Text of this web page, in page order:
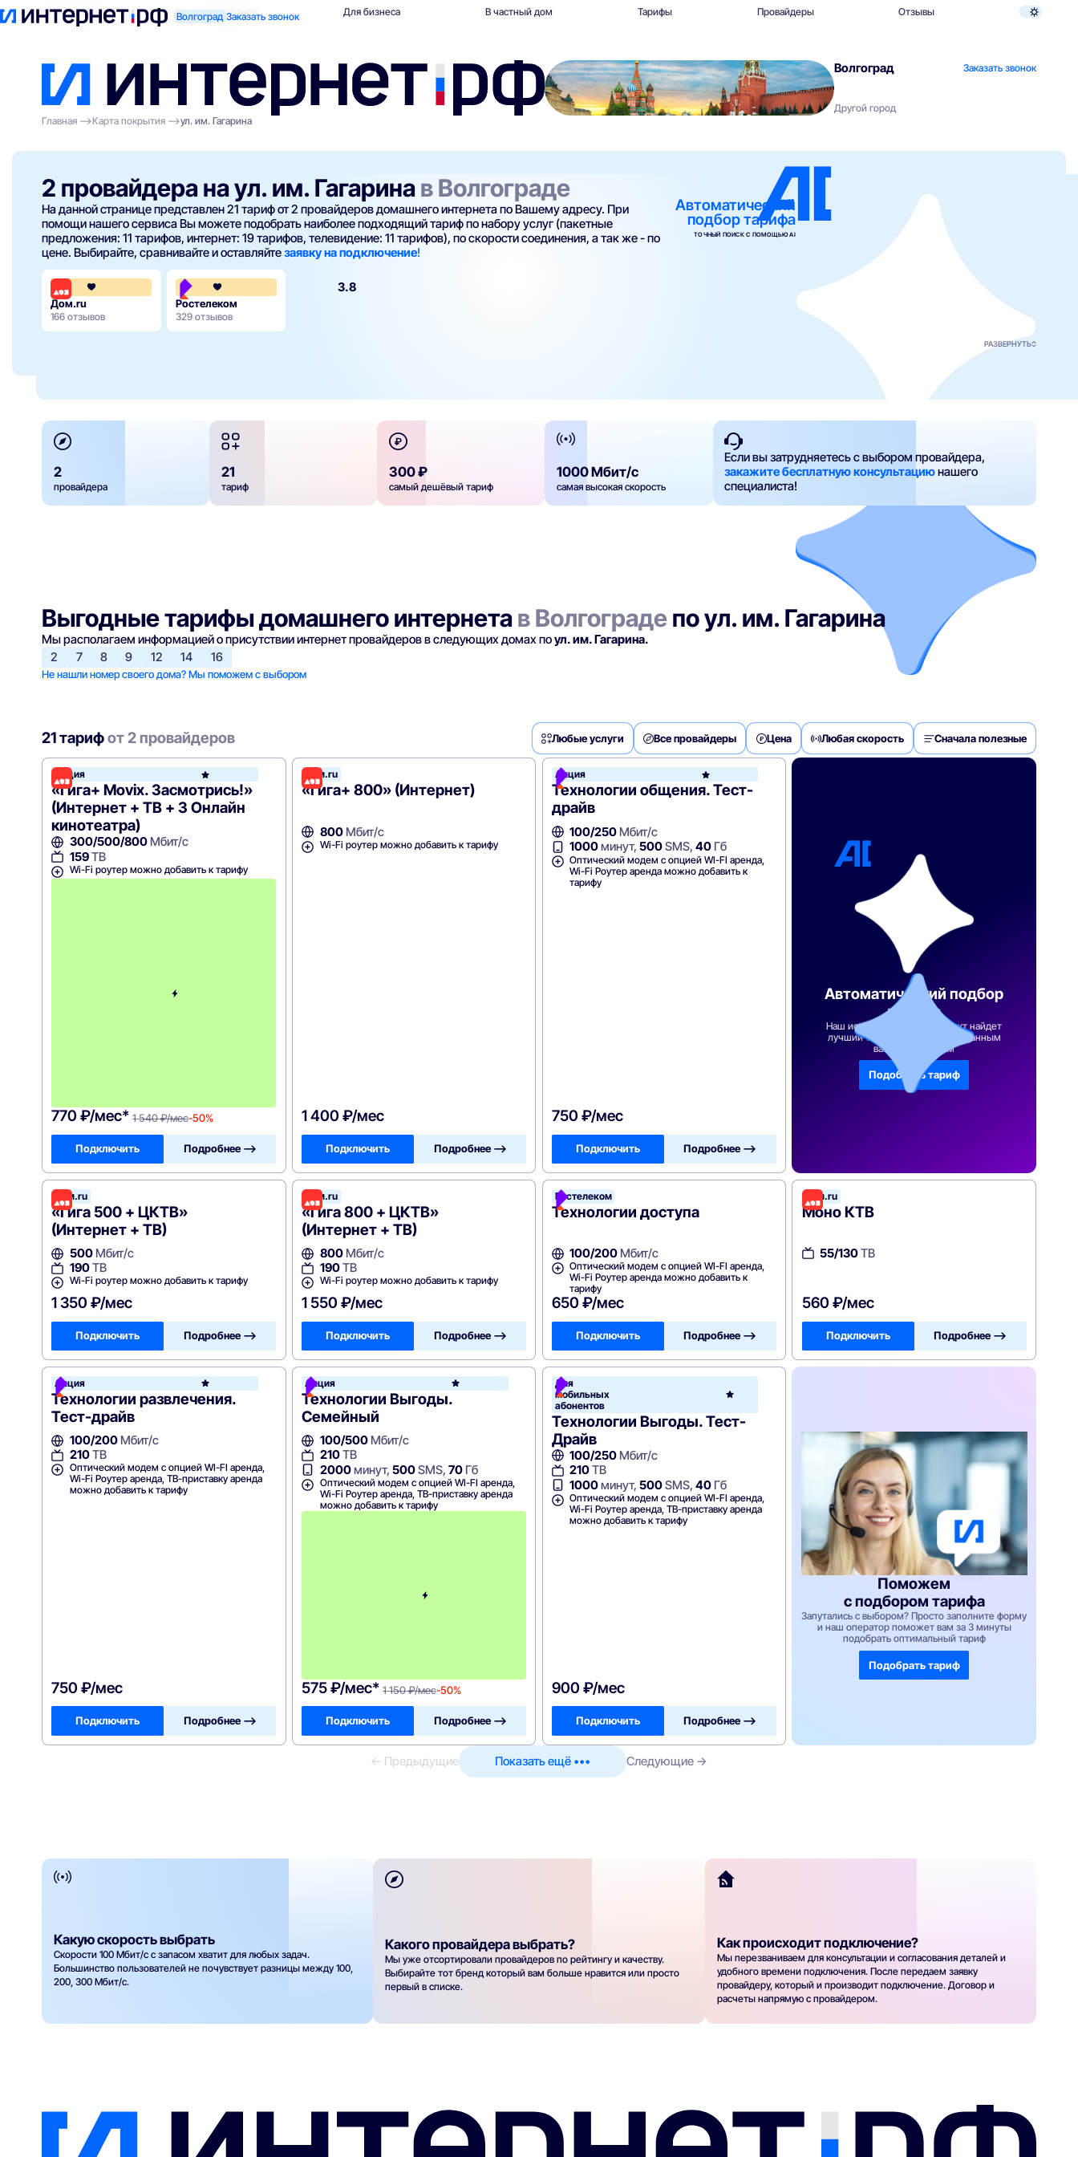
Волгоград Заказать звонок
Поиск по адресу Для квартиры Для бизнеса В частный дом Тарифы Провайдеры Отзывы
Волгоград Заказать звонок
Другой город
Главная
Карта покрытия ул. им. Гагарина
2 провайдера на ул. им. Гагаринав Волгограде
На данной странице представлен 21 тариф от 2 провайдеров домашнего интернета по Вашему адресу. При
помощи нашего сервиса Вы можете подобрать наиболее подходящий тариф по набору услуг (пакетные
предложения: 11 тарифов, интернет: 19 тарифов, телевидение: 11 тарифов), по скорости соединения, а так же - по
цене. Выбирайте, сравнивайте и оставляйтезаявку на подключение!
Автоматический
подбор тарифа
ТОЧНЫЙ ПОИСК С ПОМОЩЬЮ AI
4.3
Дом.ru
166 отзывов
3.8
Ростелеком
329 отзывов
РАЗВЕРНУТЬ
2
провайдера
21
тариф
300 ₽
самый дешёвый тариф
1000 Мбит/с
самая высокая скорость
Если вы затрудняетесь с выбором провайдера,
закажите бесплатную консультациюнашего
специалиста!
Выгодные тарифы домашнего интернетав Волгоградепо ул. им. Гагарина
Мы располагаем информацией о присутствии интернет провайдеров в следующих домах поул. им. Гагарина.
2
7 8 9 12 14 16
Не нашли номер своего дома? Мы поможем с выбором
21 тарифот 2 провайдеров Любые услуги Все провайдеры Цена Любая скорость Сначала полезные
Акция Дом.ru
«Гига+ Movix. Засмотрись!»
(Интернет + ТВ + 3 Онлайн
кинотеатра)
300/500/800Мбит/с
159ТВ
Wi-Fi роутер можно добавить к тарифу
770 ₽/мес* 1 540 ₽/мес-50%
Подключить Подробнее —>
Дом.ru
«Гига+ 800» (Интернет)
800Мбит/с
Wi-Fi роутер можно добавить к тарифу
1 400 ₽/мес
Подключить Подробнее —>
Акция
Технологии общения. Тест-
драйв
100/250 Мбит/с
1000минут,500SMS,40 Гб
Оптический модем с опцией WI-FI аренда,
Wi-Fi Роутер аренда можно добавить к
тарифу
750 ₽/мес
Подключить Подробнее —>
Автоматический подбор
тарифа
Наш искусственный интеллект найдет
лучший тарифный план по указанным
вами параметрам
Подобрать тариф
Дом.ru
«Гига 500 + ЦКТВ»
(Интернет + ТВ)
500Мбит/с
190ТВ
Wi-Fi роутер можно добавить к тарифу
1 350 ₽/мес
Подключить Подробнее —>
Дом.ru
«Гига 800 + ЦКТВ»
(Интернет + ТВ)
800Мбит/с
190ТВ
Wi-Fi роутер можно добавить к тарифу
1 550 ₽/мес
Подключить Подробнее —>
Ростелеком
Технологии доступа
100/200 Мбит/с
Оптический модем с опцией WI-FI аренда,
Wi-Fi Роутер аренда можно добавить к
тарифу
650 ₽/мес
Подключить Подробнее —>
Дом.ru
Моно КТВ
55/130ТВ
560 ₽/мес
Подключить Подробнее —>
Акция Ростелеком
Технологии развлечения.
Тест-драйв
100/200Мбит/с
210ТВ
Оптический модем с опцией WI-FI аренда,
Wi-Fi Роутер аренда, ТВ-приставку аренда
можно добавить к тарифу
750 ₽/мес
Подключить Подробнее —>
Акция
Технологии Выгоды.
Семейный
100/500Мбит/с
210ТВ
2000минут, 500SMS, 70Гб
Оптический модем с опцией WI-FI аренда,
Wi-Fi Роутер аренда, ТВ-приставку аренда
можно добавить к тарифу
575 ₽/мес* 1 150 ₽/мес-50%
Подключить Подробнее —>
Для
мобильных
абонентов
Технологии Выгоды. Тест-
Драйв
100/250 Мбит/с
210ТВ
1000минут,500SMS,40 Гб
Оптический модем с опцией WI-FI аренда,
Wi-Fi Роутер аренда, ТВ-приставку аренда
можно добавить к тарифу
900 ₽/мес
Подключить Подробнее —>
Поможем
с подбором тарифа
Запутались с выбором? Просто заполните форму
и наш оператор поможет вам за 3 минуты
подобрать оптимальный тариф
Подобрать тариф
← Предыдущие Показать ещё ••• Следующие →
Какую скорость выбрать
Скорости 100 Мбит/с с запасом хватит для любых задач.
Большинство пользователей не почувствует разницы между 100,
200, 300 Мбит/с.
Какого провайдера выбрать?
Мы уже отсортировали провайдеров по рейтингу и качеству.
Выбирайте тот бренд который вам больше нравится или просто
первый в списке.
Как происходит подключение?
Мы перезваниваем для консультации и согласования деталей и
удобного времени подключения. После передаем заявку
провайдеру, который и производит подключение. Договор и
расчеты напрямую с провайдером.